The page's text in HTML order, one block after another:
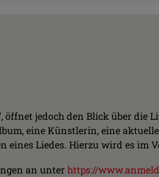
öffnet jedoch den Blick über
eine Künstlerin, eine
eines Liedes. Hierzu wird es im
an unter https://